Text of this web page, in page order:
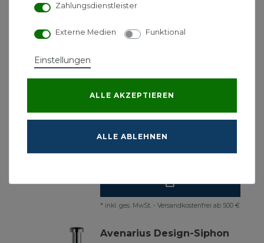
Raumsparabgang D=32mm
* inkl. ges. MwSt. -Versandkostenfrei ab 500 €
Avenarius Ablaufventil /
Schaftventil eckig DN 32
50,00 € *
* inkl. ges. MwSt. - Versandkostenfrei ab 500 €
Avenarius Design-Siphon
Zahlungsdienstleister
Externe Medien Funktional
Einstellungen
ALLE AKZEPTIEREN
ALLE ABLEHNEN